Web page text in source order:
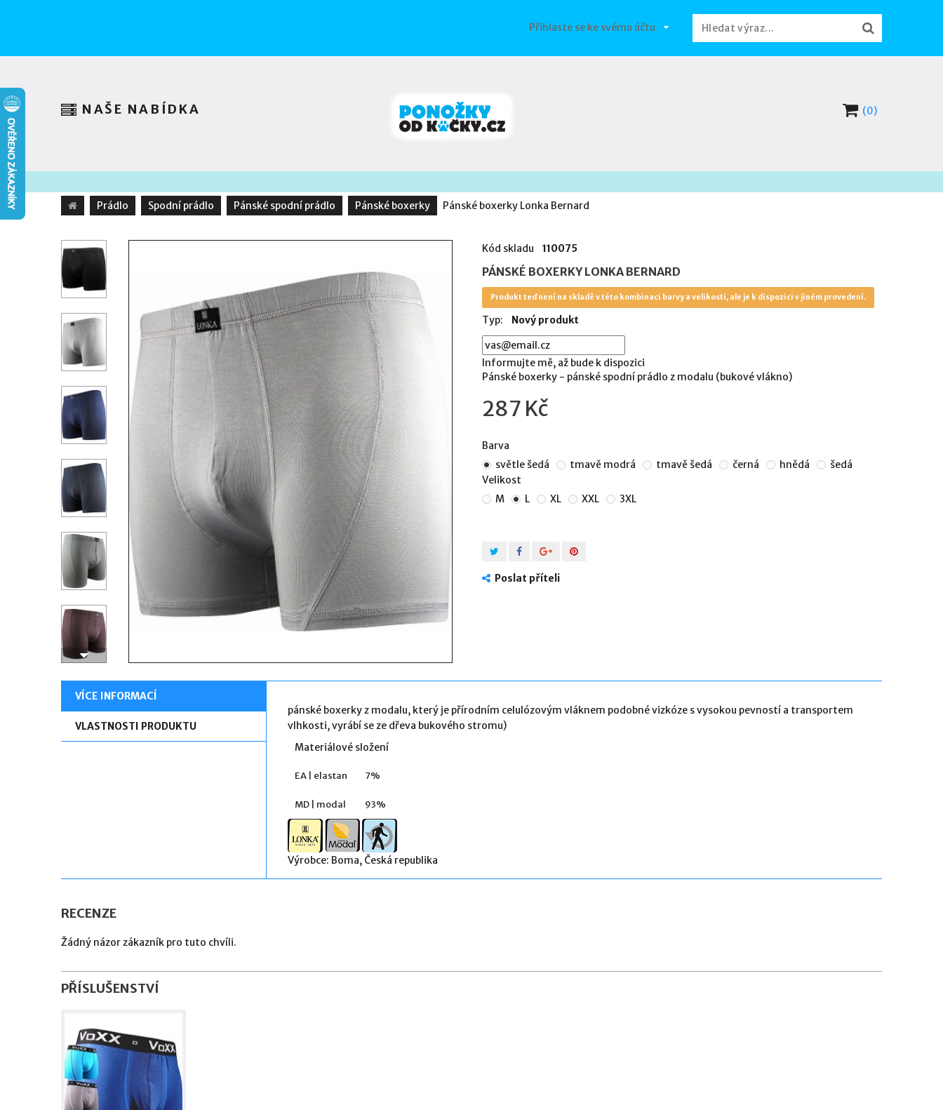
Přihlaste se ke svému účtu
(0)
NAŠE NABÍDKA
Prádlo Spodní prádlo Pánské spodní prádlo Pánské boxerky Pánské boxerky Lonka Bernard
Kód skladu 110075
PÁNSKÉ BOXERKY LONKA BERNARD
Produkt teď není na skladě v této kombinaci barvy a velikosti, ale je k dispozici v jiném provedení.
Typ: Nový produkt
Informujte mě, až bude k dispozici
Pánské boxerky - pánské spodní prádlo z modalu (bukové vlákno)
287 Kč
Barva
světle šedá
tmavě modrá tmavě šedá černá hnědá
šedá
Velikost
M
L XL XXL 3XL
Poslat příteli
VÍCE INFORMACÍ
VLASTNOSTI PRODUKTU
pánské boxerky z modalu, který je přírodním celulózovým vláknem podobné vizkóze s vysokou pevností a transportem
vlhkosti, vyrábí se ze dřeva bukového stromu)
Materiálové složení
EA | elastan 7%
MD | modal 93%
Výrobce: Boma, Česká republika
RECENZE
Žádný názor zákazník pro tuto chvíli.
PŘÍSLUŠENSTVÍ